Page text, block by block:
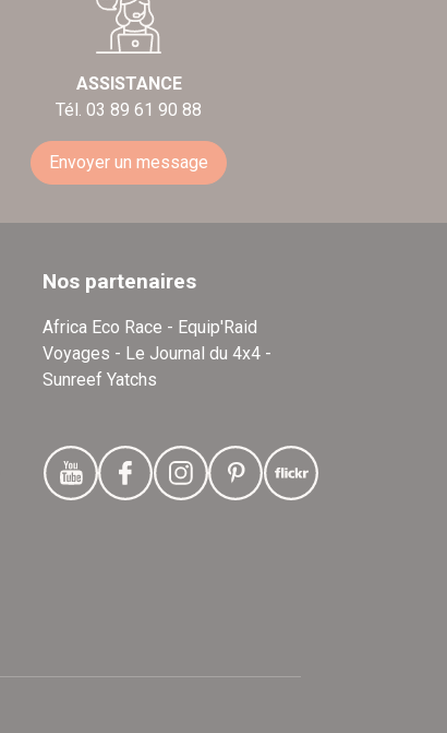
ASSISTANCE
Tél. 03 89 61 90 88
Envoyer un message
Nos partenaires
Africa Eco Race - Equip'Raid
Voyages - Le Journal du 4x4 -
Sunreef Yatchs